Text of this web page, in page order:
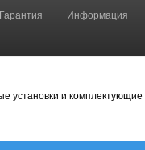
Гарантия Информация